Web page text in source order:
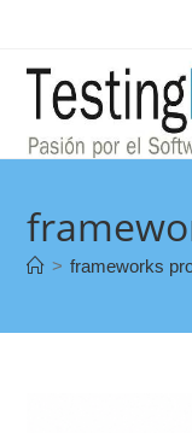
> frameworks